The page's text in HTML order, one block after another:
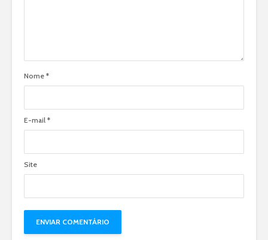
Nome *
E-mail *
Site